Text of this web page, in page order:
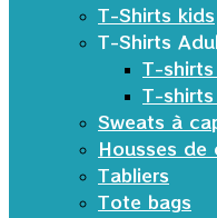
T-Shirts kids
T-Shirts
T-shirts
T-shirts
Sweats à
Housses de
Tabliers
Tote bags